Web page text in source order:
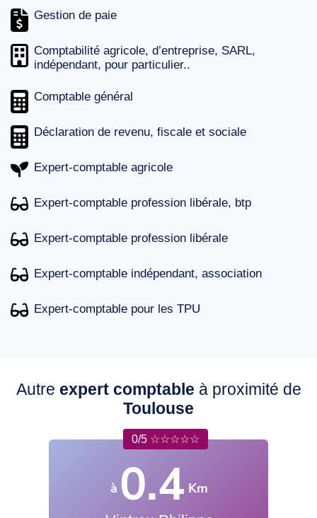
Gestion de paie
Comptabilité agricole, d’entreprise, SARL,
indépendant, pour particulier..
Comptable général
Déclaration de revenu, fiscale et sociale
Expert-comptable agricole
Expert-comptable profession libérale, btp
Expert-comptable profession libérale
Expert-comptable indépendant, association
Expert-comptable pour les TPU
Autre expert comptable à proximité de
Toulouse
0/5 ☆☆☆☆☆
à 0.4 Km